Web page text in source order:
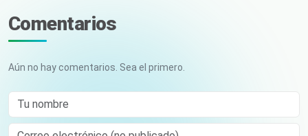
Comentarios
Aún no hay comentarios. Sea el primero.
Tu nombre
Correo electrónico (no publicado)